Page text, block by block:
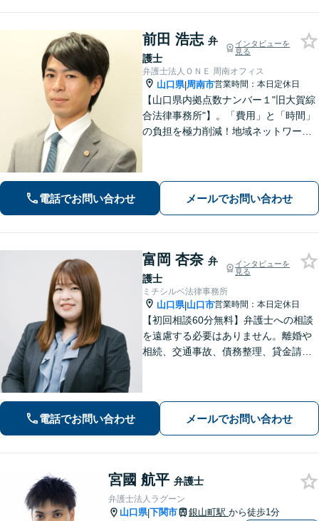
前田 浩志 弁
護士
インタビューを
見る
弁護士法人ＯＮＥ 周南オフィス
山口県|周南市営業時間：本日定休日
【山口県内拠点数ナンバー１"旧大賀綜
合法律事務所"】。「費用」と「時間」
の負担を極力削減！地域ネットワーク
税対策なども親身に対応◎
電話でお問い合わせ メールでお問い合わせ
富岡 杏奈 弁
護士
インタビューを
見る
ミチシルベ法律事務所
山口県|山口市営業時間：本日定休日
【初回相談60分無料】弁護士への相談
を遠慮する必要はありません。離婚や
相続、交通事故、債務整理、貸金請求
とを心がけています。お気軽にご相談
ください。
電話でお問い合わせ メールでお問い合わせ
宮國 航平 弁護士
弁護士法人ラグーン
山口県|下関市 銀山町駅 から徒歩1分